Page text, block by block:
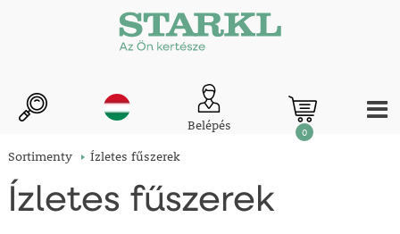
Belépés 0
Sortimenty Ízletes fűszerek
Ízletes fűszerek